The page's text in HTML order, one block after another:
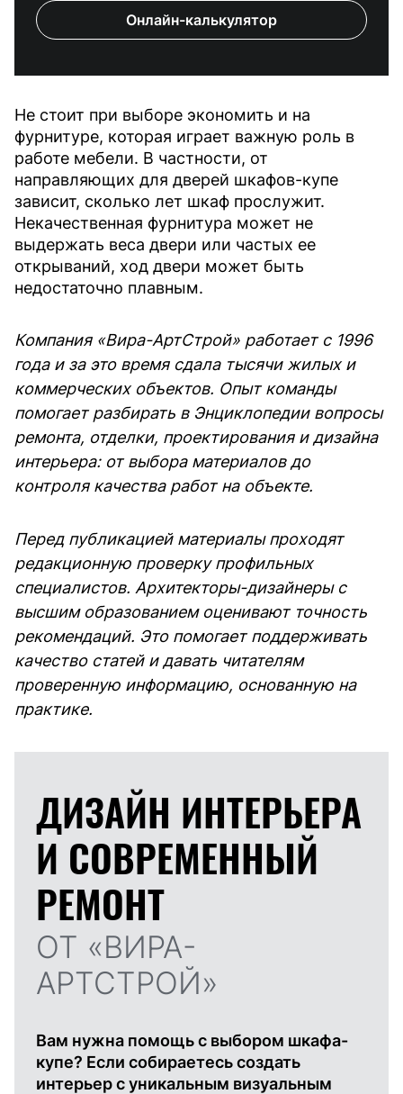
Онлайн-калькулятор
Не стоит при выборе экономить и на
фурнитуре, которая играет важную роль в
работе мебели. В частности, от
направляющих для дверей шкафов-купе
зависит, сколько лет шкаф прослужит.
Некачественная фурнитура может не
выдержать веса двери или частых ее
открываний, ход двери может быть
недостаточно плавным.
Компания «Вира-АртСтрой» работает с 1996
года и за это время сдала тысячи жилых и
коммерческих объектов. Опыт команды
помогает разбирать в Энциклопедии вопросы
ремонта, отделки, проектирования и дизайна
интерьера: от выбора материалов до
контроля качества работ на объекте.
Перед публикацией материалы проходят
редакционную проверку профильных
специалистов. Архитекторы-дизайнеры с
высшим образованием оценивают точность
рекомендаций. Это помогает поддерживать
качество статей и давать читателям
проверенную информацию, основанную на
практике.
ДИЗАЙН ИНТЕРЬЕРА
И СОВРЕМЕННЫЙ
РЕМОНТ
ОТ «ВИРА-
АРТСТРОЙ»
Вам нужна помощь с выбором шкафа-
купе? Если собираетесь создать
интерьер с уникальным визуальным